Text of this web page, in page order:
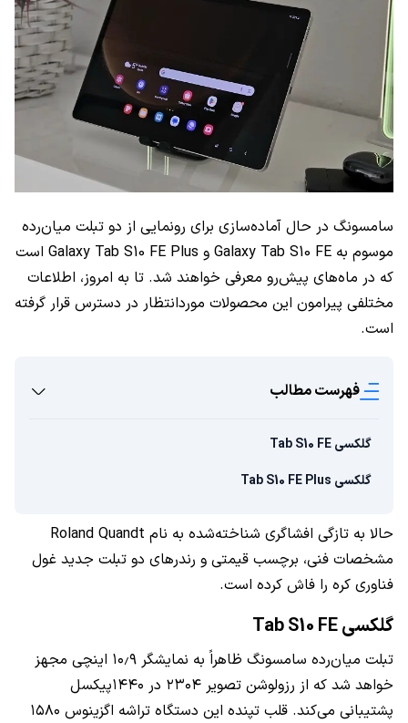
سامسونگ در حال آماده‌سازی برای رونمایی از دو تبلت میان‌رده
موسوم به Galaxy Tab S10 FE و Galaxy Tab S10 FE Plus است
که در ماه‌های پیش‌رو معرفی خواهند شد. تا به امروز، اطلاعات
مختلفی پیرامون این محصولات موردانتظار در دسترس قرار گرفته
است.
فهرست مطالب
گلکسی Tab S10 FE
گلکسی Tab S10 FE Plus
حالا به تازگی افشاگری شناخته‌شده به نام Roland Quandt
مشخصات فنی، برچسب قیمتی و رندرهای دو تبلت جدید غول
فناوری کره را فاش کرده است.
گلکسی Tab S10 FE
تبلت میان‌رده سامسونگ ظاهراً به نمایشگر ۱۰٫۹ اینچی مجهز
خواهد شد که از رزولوشن تصویر ۲۳۰۴ در ۱۴۴۰پیکسل
پشتیبانی می‌کند. قلب تپنده این دستگاه تراشه اگزینوس ۱۵۸۰